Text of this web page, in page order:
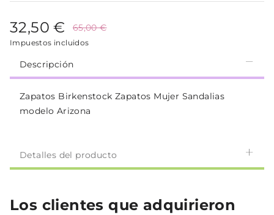
32,50 € 65,00 €
Impuestos incluidos
Descripción
Zapatos Birkenstock Zapatos Mujer Sandalias
modelo Arizona
Detalles del producto
Los clientes que adquirieron